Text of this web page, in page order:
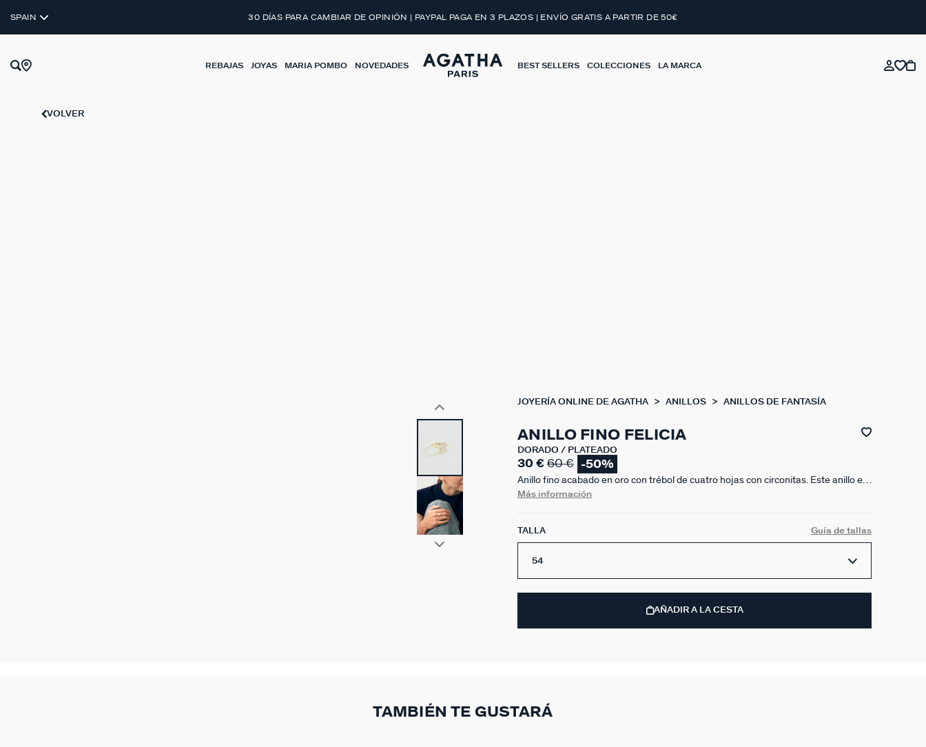
SPAIN 30 DÍAS PARA CAMBIAR DE OPINIÓN | PAYPAL PAGA EN 3 PLAZOS | ENVÍO GRATIS A PARTIR DE 50€
REBAJAS JOYAS MARIA POMBO NOVEDADES BEST SELLERS COLECCIONES LA MARCA
VOLVER
JOYERÍA ONLINE DE AGATHA ANILLOS ANILLOS DE FANTASÍA
ANILLO FINO FELICIA
DORADO / PLATEADO
30 € 60 € -50%
Anillo fino acabado en oro con trébol de cuatro hojas con circonitas. Este anillo es
perfecto para llevar sólo pero también queda muy rock si lo combinas con otros.
Más información
TALLA Guía de tallas
54
AÑADIR A LA CESTA
TAMBIÉN TE GUSTARÁ